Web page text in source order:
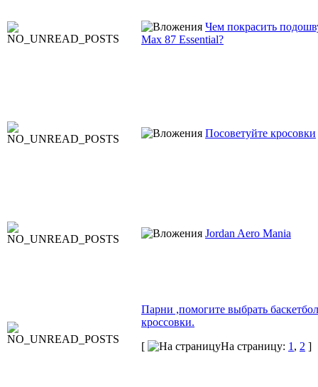
Чем покрасить
Max 87 Essential?
Посоветуйте кросовки
Jordan Aero Mania
Парни ,помогите выбрать
кроссовки.
[
На страницу: 1 , 2 ]